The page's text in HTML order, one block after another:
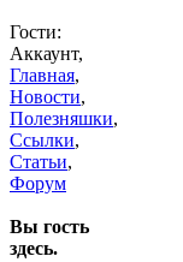
Гости:
Аккаунт,
Главная,
Новости,
Полезняшки,
Ссылки,
Статьи,
Форум
Вы гость
здесь.